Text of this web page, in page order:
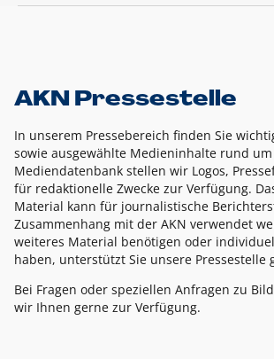
AKN Pressestelle
In unserem Pressebereich finden Sie
sowie ausgewählte Medieninhalte rund
Mediendatenbank stellen wir Logos,
für redaktionelle Zwecke zur Verfügung.
Material kann für journalistische
Zusammenhang mit der AKN verwendet
weiteres Material benötigen oder
haben, unterstützt Sie unsere Pressestelle
Bei Fragen oder speziellen Anfragen zu
wir Ihnen gerne zur Verfügung.